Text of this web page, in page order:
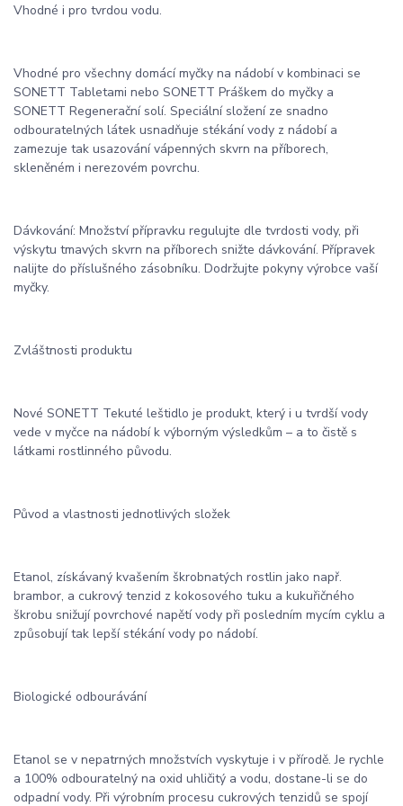
Vhodné i pro tvrdou vodu.
Vhodné pro všechny domácí myčky na nádobí v kombinaci se
SONETT Tabletami nebo SONETT Práškem do myčky a
SONETT Regenerační solí. Speciální složení ze snadno
odbouratelných látek usnadňuje stékání vody z nádobí a
zamezuje tak usazování vápenných skvrn na příborech,
skleněném i nerezovém povrchu.
Dávkování: Množství přípravku regulujte dle tvrdosti vody, při
výskytu tmavých skvrn na příborech snižte dávkování. Přípravek
nalijte do příslušného zásobníku. Dodržujte pokyny výrobce vaší
myčky.
Zvláštnosti produktu
Nové SONETT Tekuté leštidlo je produkt, který i u tvrdší vody
vede v myčce na nádobí k výborným výsledkům – a to čistě s
látkami rostlinného původu.
Původ a vlastnosti jednotlivých složek
Etanol, získávaný kvašením škrobnatých rostlin jako např.
brambor, a cukrový tenzid z kokosového tuku a kukuřičného
škrobu snižují povrchové napětí vody při posledním mycím cyklu a
způsobují tak lepší stékání vody po nádobí.
Biologické odbourávání
Etanol se v nepatrných množstvích vyskytuje i v přírodě. Je rychle
a 100% odbouratelný na oxid uhličitý a vodu, dostane-li se do
odpadní vody. Při výrobním procesu cukrových tenzidů se spojí